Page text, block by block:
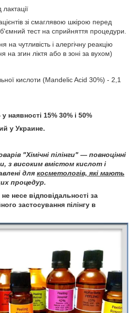
лактації
зі смаглявою шкірою перед
тест на сприйняття процедури.
на чутливість і алергічну реакцію
на згин ліктя або в зоні за вухом)
кислоти (Mandelic Acid 30%) - 2,1
наявності 15% 30% і 50%
у Украине.
"Хімічні пілінги" — повноцінні
з високим вмістом кислот і
для косметологів, які мають
процедур.
несе відповідальності за
застосування пілінгу в